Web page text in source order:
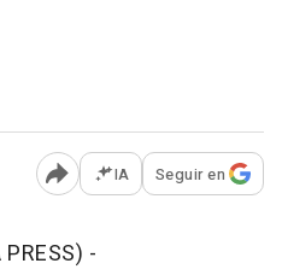
Abrir opciones para
IA Seguir en
-